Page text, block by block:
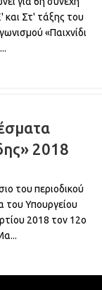
και Στ' τάξης του
«Παιχνίδι
2018
του περιοδικού
του Υπουργείου
2018 τον 12ο